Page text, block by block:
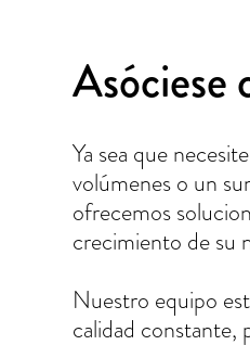
Asóciese
Ya sea que
volúmenes o un
ofrecemos
crecimiento de su
Nuestro equipo
calidad constante,